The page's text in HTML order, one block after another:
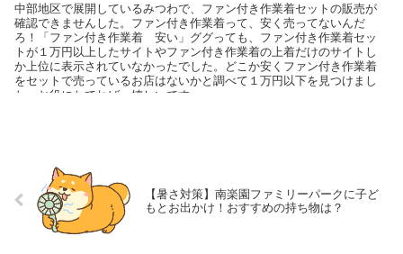
中部地区で展開しているみつわで、ファン付き作業着セットの販売が
確認できませんした。ファン付き作業着って、安く売ってないんだ
ろ！「ファン付き作業着 安い」ググっても、ファン付き作業着セッ
トが１万円以上したサイトやファン付き作業着の上着だけのサイトし
か上位に表示されていなかったでした。どこか安くファン付き作業着
をセットで売っているお店はないかと調べて１万円以下を見つけまし
た。お役にたてれば、嬉しいです。
【暑さ対策】南楽園ファミリーパークに子ど
もとお出かけ！おすすめの持ち物は？